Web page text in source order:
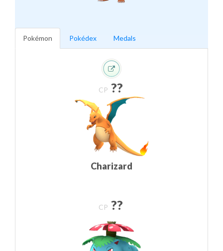
Pokémon Pokédex Medals
CP ??
Charizard
CP ??